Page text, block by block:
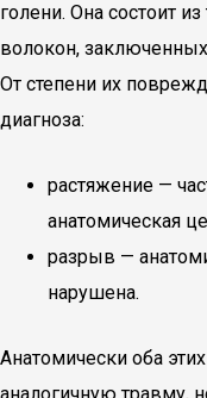
голени. Она состоит
волокон,
От степени их
диагноза:
растяжение —
анатомическая
разрыв —
нарушена.
Анатомически оба